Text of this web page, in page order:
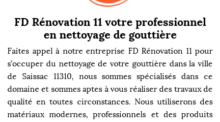
FD Rénovation 11 votre professionnel
en nettoyage de gouttière
Faites appel à notre entreprise FD Rénovation 11 pour
s’occuper du nettoyage de votre gouttière dans la ville
de Saissac 11310, nous sommes spécialisés dans ce
domaine et sommes aptes à vous réaliser des travaux de
qualité en toutes circonstances. Nous utiliserons des
matériaux modernes, professionnels et des produits